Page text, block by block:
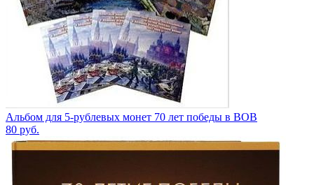
Альбом для 5-рублевых монет 70 лет победы в ВОВ
80 руб.